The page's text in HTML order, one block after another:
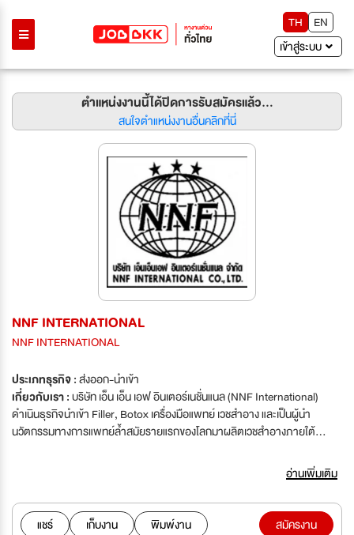
TH
EN
เข้าสู่ระบบ
ตำแหน่งงานนี้ได้ปิดการรับสมัครแล้ว...
สนใจตำแหน่งงานอื่นคลิกที่นี่
NNF INTERNATIONAL
NNF INTERNATIONAL
ประเภทธุรกิจ :ส่งออก-นำเข้า
เกี่ยวกับเรา :บริษัท เอ็น เอ็น เอฟ อินเตอร์เนชั่นแนล (NNF International)
ดำเนินธุรกิจนำเข้า Filler, Botox เครื่องมือแพทย์ เวชสำอาง และเป็นผู้นำ
นวัตกรรมทางการแพทย์ล้ำสมัยรายแรกของโลกมาผลิตเวชสำอางภายใต้
อาหารและยา (อย.) ด้วยคู่ค้ากว่าหมื่นแห่งทั่วประเทศ เราไม่เพียงแต่สร้าง
มาตรฐานใหม่ให้กับวงการความงามและสุขภาพ แต่ยังเป็นองค์กรที่เปิดกว้างต่อ
การเรียนรู้และการเติบโตของคนรุ่นใหม่ ที่ต้องการมีส่วนร่วมในการขับเคลื่อน
อุตสาหกรรมสู่อนาคต
อ่านเพิ่มเติม
แชร์ เก็บงาน
พิมพ์งาน
สมัครงาน